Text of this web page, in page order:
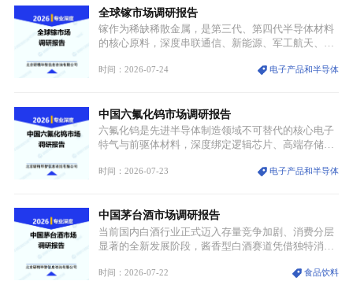
重要载体。同时，行业标准落地、生产技术升级、原
创设计能力提升，进一步夯实产业发展根基，吸引传
统服饰品牌、文旅企业等跨界入局，市场活力持续释
全球镓市场调研报告
镓作为稀缺稀散金属，是第三代、第四代半导体材料
的核心原料，深度串联通信、新能源、军工航天、光
与大国科技博弈的关键战略资源。镓并非传统大宗金
领域渗透”的战略体系，成为全球科技产业运转的刚
需资源。
时间：2026-07-24 电子产品和半导体
中国六氟化钨市场调研报告
六氟化钨是先进半导体制造领域不可替代的核心电子
特气与前驱体材料，深度绑定逻辑芯片、高端存储芯
沉积（CVD）、原子层沉积（ALD）工艺专用前驱体
密制造流程。
时间：2026-07-23 电子产品和半导体
中国茅台酒市场调研报告
当前国内白酒行业正式迈入存量竞争加剧、消费分层
显著的全新发展阶段，酱香型白酒赛道凭借独特消费
道。贵州茅台凭借独一无二的核心产区壁垒、刚性产
时间：2026-07-22 食品饮料